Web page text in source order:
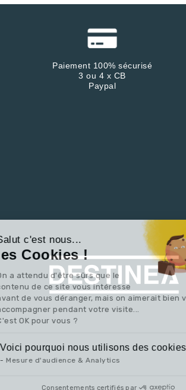
Salut c'est nous...
les Cookies !
On a attendu d'être sûrs que le
contenu de ce site vous intéresse
avant de vous déranger, mais on
accompagner pendant votre visite...
C'est OK pour vous ?
Voici pourquoi nous utilisons des
Mesure d'audience & Analytics
Consentements certifiés par
Paiement 100% sécurisé
3 ou 4 x CB
Paypal